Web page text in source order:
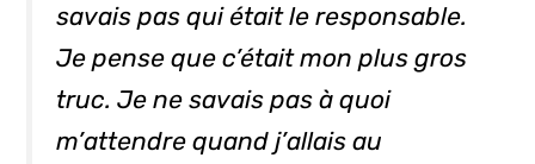
savais pas qui était le responsable.
Je pense que c’était mon plus gros
truc. Je ne savais pas à quoi
m’attendre quand j’allais au